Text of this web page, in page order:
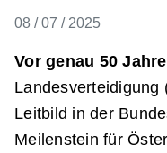
08 / 07 / 2025
Vor genau 50
Landesverteidigung
Leitbild in der
Meilenstein für